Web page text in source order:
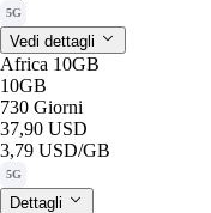
5G
Vedi dettagli
Africa 10GB
10GB
730 Giorni
37,90 USD
3,79 USD/GB
5G
Dettagli